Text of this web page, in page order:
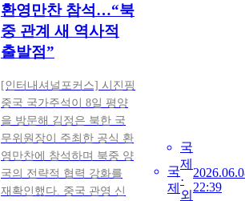
환영만찬 참석…“북
중 관계 새 역사적
출발점”
[인터내셔널포커스] 시진핑
중국 국가주석이 8일 평양
을 방문해 김정은 북한 국
무위원장이 주최한 공식 환
영만찬에 참석하며 북중 양
국의 전략적 협력 강화를
재확인했다. 중국 관영 신
국
제
국
제
·
외
22:39